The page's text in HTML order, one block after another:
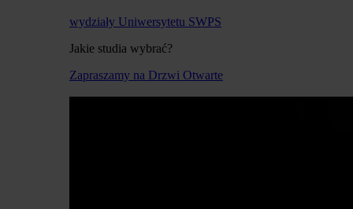
wydziały Uniwersytetu SWPS
Jakie studia wybrać?
Zapraszamy na Drzwi Otwarte